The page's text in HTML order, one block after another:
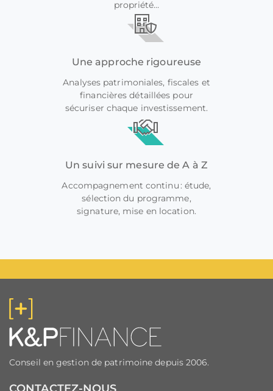
propriété…
Une approche rigoureuse
Analyses patrimoniales, fiscales et
financières détaillées pour
sécuriser chaque investissement.
Un suivi sur mesure de A à Z
Accompagnement continu : étude,
sélection du programme,
signature, mise en location.
Conseil en gestion de patrimoine depuis 2006.
CONTACTEZ-NOUS